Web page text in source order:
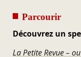
Parcourir
Découvrez un
La Petite Revue –